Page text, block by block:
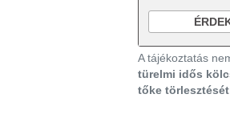
A tájékoztatás
türelmi idős
tőke